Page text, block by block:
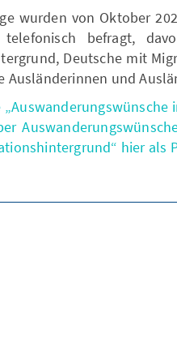
wurden von Oktober
telefonisch befragt,
Deutsche mit
Ausländerinnen und
hier als